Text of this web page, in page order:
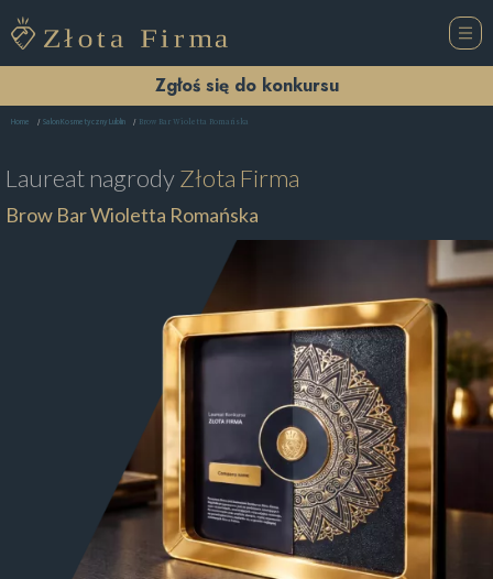
Zgłoś się do konkursu
Home Salon Kosmetyczny Lublin Brow Bar Wioletta Romańska
Laureat nagrodyZłota Firma
Brow Bar Wioletta Romańska